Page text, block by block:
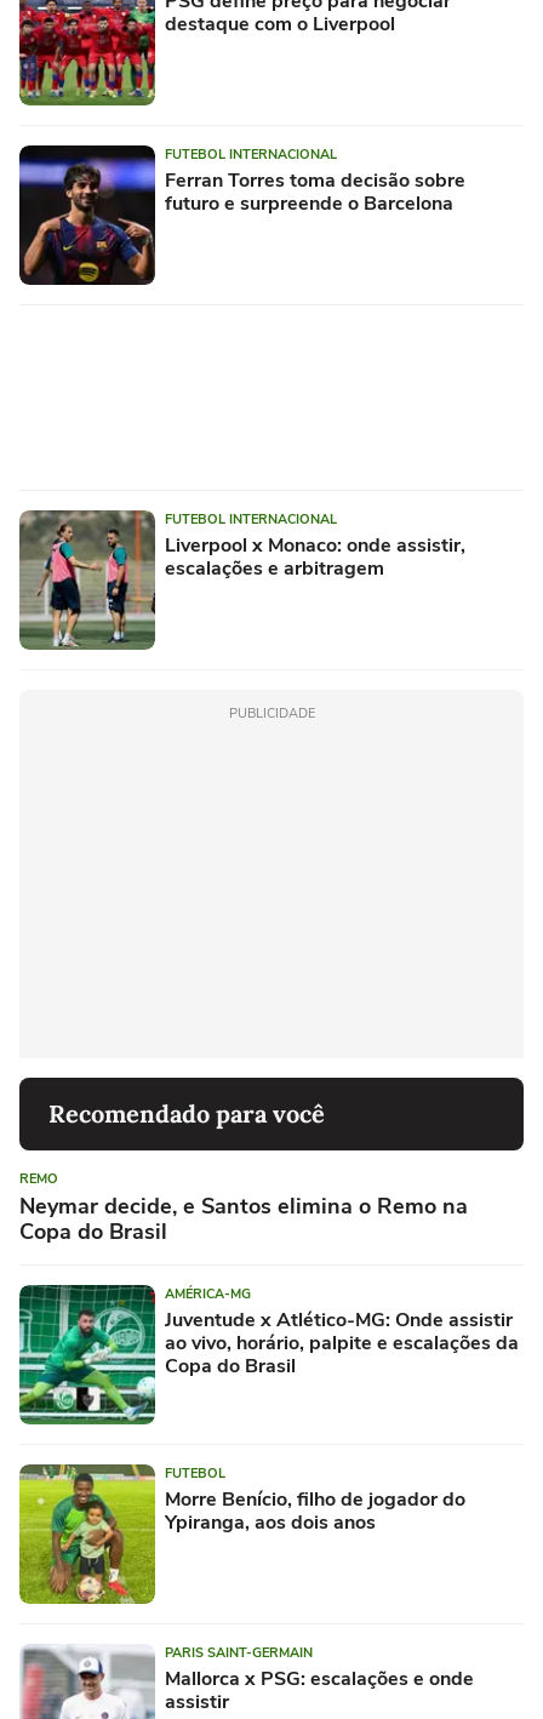
destaque com o Liverpool
FUTEBOL INTERNACIONAL
Ferran Torres toma decisão sobre
futuro e surpreende o Barcelona
FUTEBOL INTERNACIONAL
Liverpool x Monaco: onde assistir,
escalações e arbitragem
PUBLICIDADE
Recomendado para você
REMO
Neymar decide, e Santos elimina o Remo na
Copa do Brasil
AMÉRICA-MG
Juventude x Atlético-MG: Onde assistir
ao vivo, horário, palpite e escalações da
Copa do Brasil
FUTEBOL
Morre Benício, filho de jogador do
Ypiranga, aos dois anos
PARIS SAINT-GERMAIN
Mallorca x PSG: escalações e onde
assistir